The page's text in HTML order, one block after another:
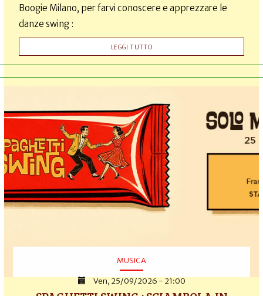
Boogie Milano, per farvi conoscere e apprezzare le
danze swing :
LEGGI TUTTO
MUSICA
Ven, 25/09/2026 - 21:00